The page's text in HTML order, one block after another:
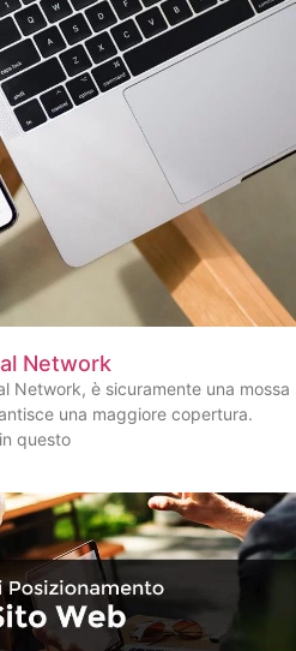
Network
Network, è sicuramente una mossa
una maggiore copertura.
questo